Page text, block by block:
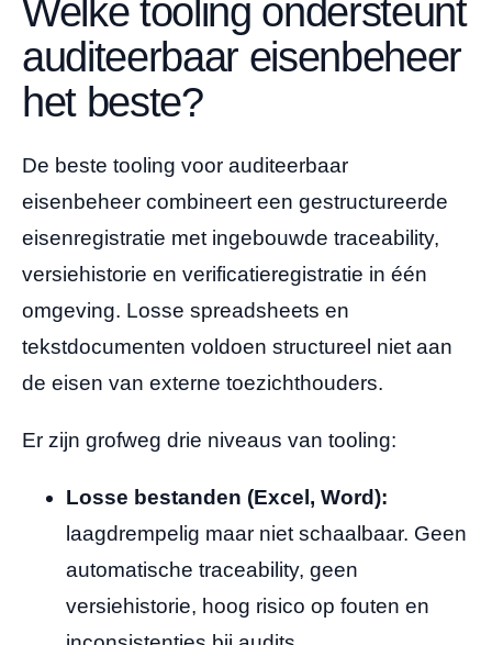
Welke tooling ondersteunt
auditeerbaar eisenbeheer
het beste?
De beste tooling voor auditeerbaar
eisenbeheer combineert een gestructureerde
eisenregistratie met ingebouwde traceability,
versiehistorie en verificatieregistratie in één
omgeving. Losse spreadsheets en
tekstdocumenten voldoen structureel niet aan
de eisen van externe toezichthouders.
Er zijn grofweg drie niveaus van tooling:
Losse bestanden (Excel, Word):
laagdrempelig maar niet schaalbaar. Geen
automatische traceability, geen
versiehistorie, hoog risico op fouten en